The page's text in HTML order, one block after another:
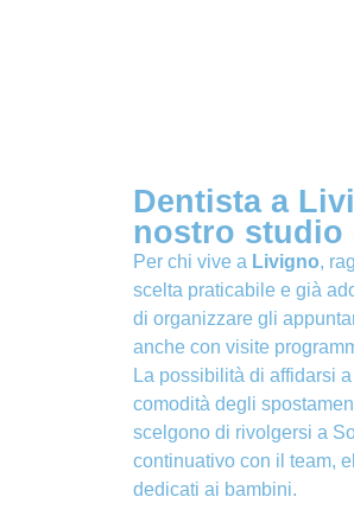
Dentista a
nostro studio
Per chi vive a Livigno,
scelta praticabile e già
di organizzare gli
anche con visite
La possibilità di affidarsi
comodità degli
scelgono di rivolgersi a
continuativo con il team,
dedicati ai bambini.